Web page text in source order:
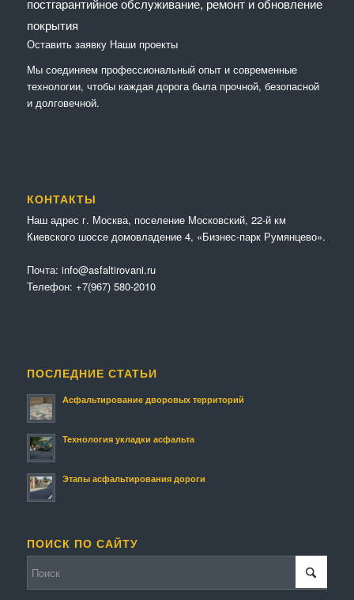
постгарантийное обслуживание, ремонт и обновление
покрытия
Оставить заявку Наши проекты
Мы соединяем профессиональный опыт и современные
технологии, чтобы каждая дорога была прочной, безопасной
и долговечной.
КОНТАКТЫ
Наш адрес г. Москва, поселение Московский, 22-й км
Киевского шоссе домовладение 4, «Бизнес-парк Румянцево».
Почта: info@asfaltirovani.ru
Телефон: +7(967) 580-2010
ПОСЛЕДНИЕ СТАТЬИ
Асфальтирование дворовых территорий
Технология укладки асфальта
Этапы асфальтирования дороги
ПОИСК ПО САЙТУ